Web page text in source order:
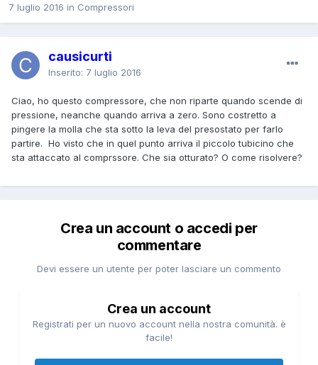
7 luglio 2016 in Compressori
causicurti
Inserito: 7 luglio 2016
Ciao, ho questo compressore, che non riparte quando scende di
pressione, neanche quando arriva a zero. Sono costretto a
pingere la molla che sta sotto la leva del presostato per farlo
partire. Ho visto che in quel punto arriva il piccolo tubicino che
sta attaccato al comprssore. Che sia otturato? O come risolvere?
Crea un account o accedi per
commentare
Devi essere un utente per poter lasciare un commento
Crea un account
Registrati per un nuovo account nella nostra comunità. è
facile!